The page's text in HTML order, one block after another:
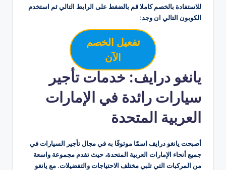
للاستفادة بالخصم كاملا قم بالضغط على الرابط التالي ثم استخدم
الكوبون التالي ان وجد:
تفعيل الخصم
الآن
يانغو درايف: خدمات تأجير
سيارات رائدة في الإمارات
العربية المتحدة
أصبحت يانغو درايف اسمًا موثوقًا به في مجال تأجير السيارات في
جميع أنحاء الإمارات العربية المتحدة، حيث تقدم مجموعة واسعة
من المركبات التي تلبي مختلف الاحتياجات والتفضيلات. مع يانغو